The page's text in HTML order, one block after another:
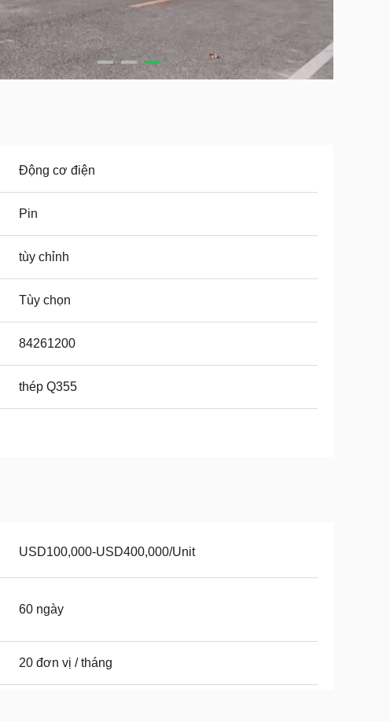
Động cơ điện
Pin
tùy chỉnh
Tùy chọn
84261200
thép Q355
USD100,000-USD400,000/Unit
60 ngày
20 đơn vị / tháng